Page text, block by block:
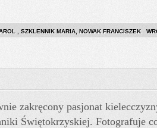
, SZKLENNIK MARIA, NOWAK FRANCISZEK
zakręcony pasjonat
Świętokrzyskiej. Fotografuje